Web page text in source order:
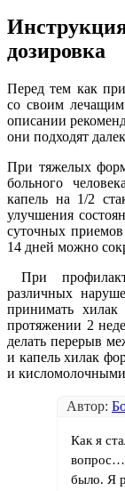
дозировка
Перед тем как
со своим лечащим
описании
они подходят
При тяжелых
больного
капель на 1/2
улучшения
суточных приемов
14 дней можно
При
различных
принимать
протяжении 2
делать перерыв
и капель хилак
и кисломолочными
Автор:
Как я
вопрос…
было. Я